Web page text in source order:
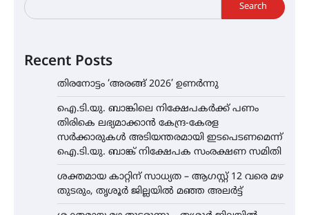
Search
Recent Posts
തിരനോട്ടം ‘അരങ്ങ് 2026’ ഉണർന്നു
ഐ.ടി.യു. ബാങ്കിലെ നിക്ഷേപകർക്ക് പണം
തിരികെ ലഭ്യമാക്കാൻ കേന്ദ്ര-കേരള
സർക്കാരുകൾ അടിയന്തരമായി ഇടപെടണമെന്ന്
ഐ.ടി.യു. ബാങ്ക് നിക്ഷേപക സംരക്ഷണ സമിതി
ശക്തമായ കാറ്റിന് സാധ്യത – ആഗസ്റ്റ് 12 വരെ മഴ
തുടരും, തൃശൂർ ജില്ലയിൽ മഞ്ഞ അലർട്ട്